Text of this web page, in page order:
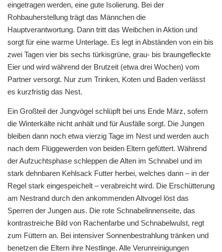
eingetragen werden, eine gute Isolierung. Bei der
Rohbauherstellung trägt das Männchen die
Hauptverantwortung. Dann tritt das Weibchen in Aktion und
sorgt für eine warme Unterlage. Es legt in Abständen von ein bis
zwei Tagen vier bis sechs türkisgrüne, grau- bis braungefleckte
Eier und wird während der Brutzeit (etwa drei Wochen) vom
Partner versorgt. Nur zum Trinken, Koten und Baden verlässt
es kurzfristig das Nest.
Ein Großteil der Jungvögel schlüpft bei uns Ende März, sofern
die Winterkälte nicht anhält und für Ausfälle sorgt. Die Jungen
bleiben dann noch etwa vierzig Tage im Nest und werden auch
nach dem Flüggewerden von beiden Eltern gefüttert. Während
der Aufzuchtsphase schleppen die Alten im Schnabel und im
stark dehnbaren Kehlsack Futter herbei, welches dann – in der
Regel stark eingespeichelt – verabreicht wird. Die Erschütterung
am Nestrand durch den ankommenden Altvogel löst das
Sperren der Jungen aus. Die rote Schnabelinnenseite, das
kontrastreiche Bild von Rachenfarbe und Schnabelwulst, regt
zum Füttern an. Bei intensiver Sonnenbestrahlung tränken und
benetzen die Eltern ihre Nestlinge. Alle Verunreinigungen